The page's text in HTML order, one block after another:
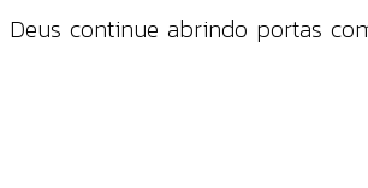
continue abrindo portas